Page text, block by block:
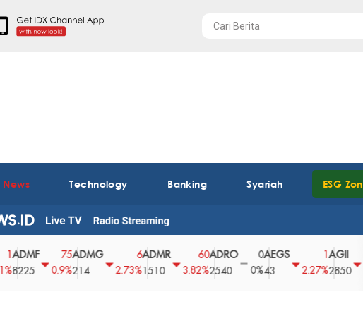
Technology Banking Syariah ESG
75
0.9%
ADMG
214
2.73%
ADMR
1510
60
3.82%
ADRO
2540
0
0%
AEGS
2.27% 2850
100
3.39%